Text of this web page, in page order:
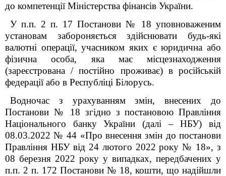
до компетенції Міністерства фінансів України.
У п.п. 2 п. 17 Постанови № 18 уповноваженим
установам забороняється здійснювати будь-які
валютні операції, учасником яких є юридична або
фізична особа, яка має місцезнаходження
(зареєстрована / постійно проживає) в російській
федерації або в Республіці Білорусь.
Водночас з урахуванням змін, внесених до
Постанови № 18 згідно з постановою Правління
Національного банку України (далі – НБУ) від
08.03.2022 № 44 «Про внесення змін до постанови
Правління НБУ від 24 лютого 2022 року № 18», з
08 березня 2022 року у випадках, передбачених у
п.п. 2 п. 172 Постанови № 18, кошти, що надійшли